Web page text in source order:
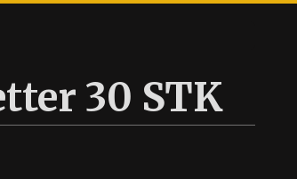
30 STK